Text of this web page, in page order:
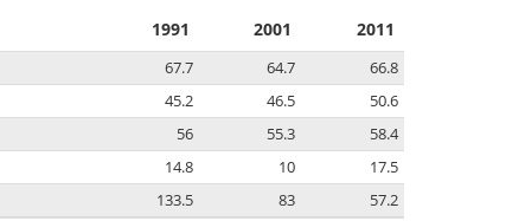
1991 2001 2011
67.7 64.7
66.8
45.2 46.5
50.6
56 55.3
58.4
14.8 10
17.5
133.5 83 57.2